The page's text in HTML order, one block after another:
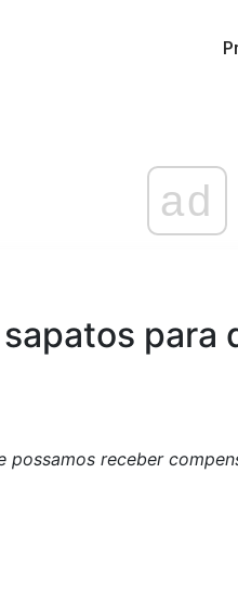
ad
para
possamos receber